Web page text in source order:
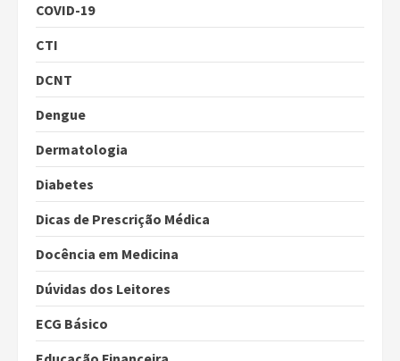
COVID-19
CTI
DCNT
Dengue
Dermatologia
Diabetes
Dicas de Prescrição Médica
Docência em Medicina
Dúvidas dos Leitores
ECG Básico